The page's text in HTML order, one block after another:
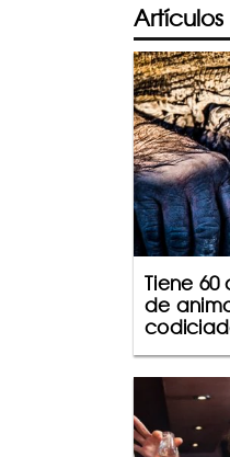
Tiene
de